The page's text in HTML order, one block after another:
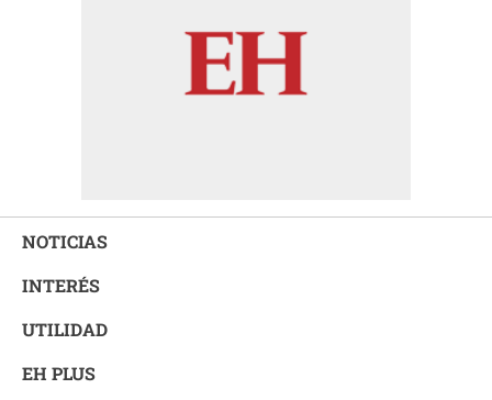
NOTICIAS
INTERÉS
UTILIDAD
EH PLUS